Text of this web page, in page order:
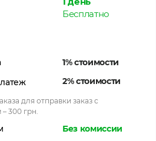
Бесплатно
1% стоимости
2% стоимости
для отправки заказ с
300 грн.
Без комиссии